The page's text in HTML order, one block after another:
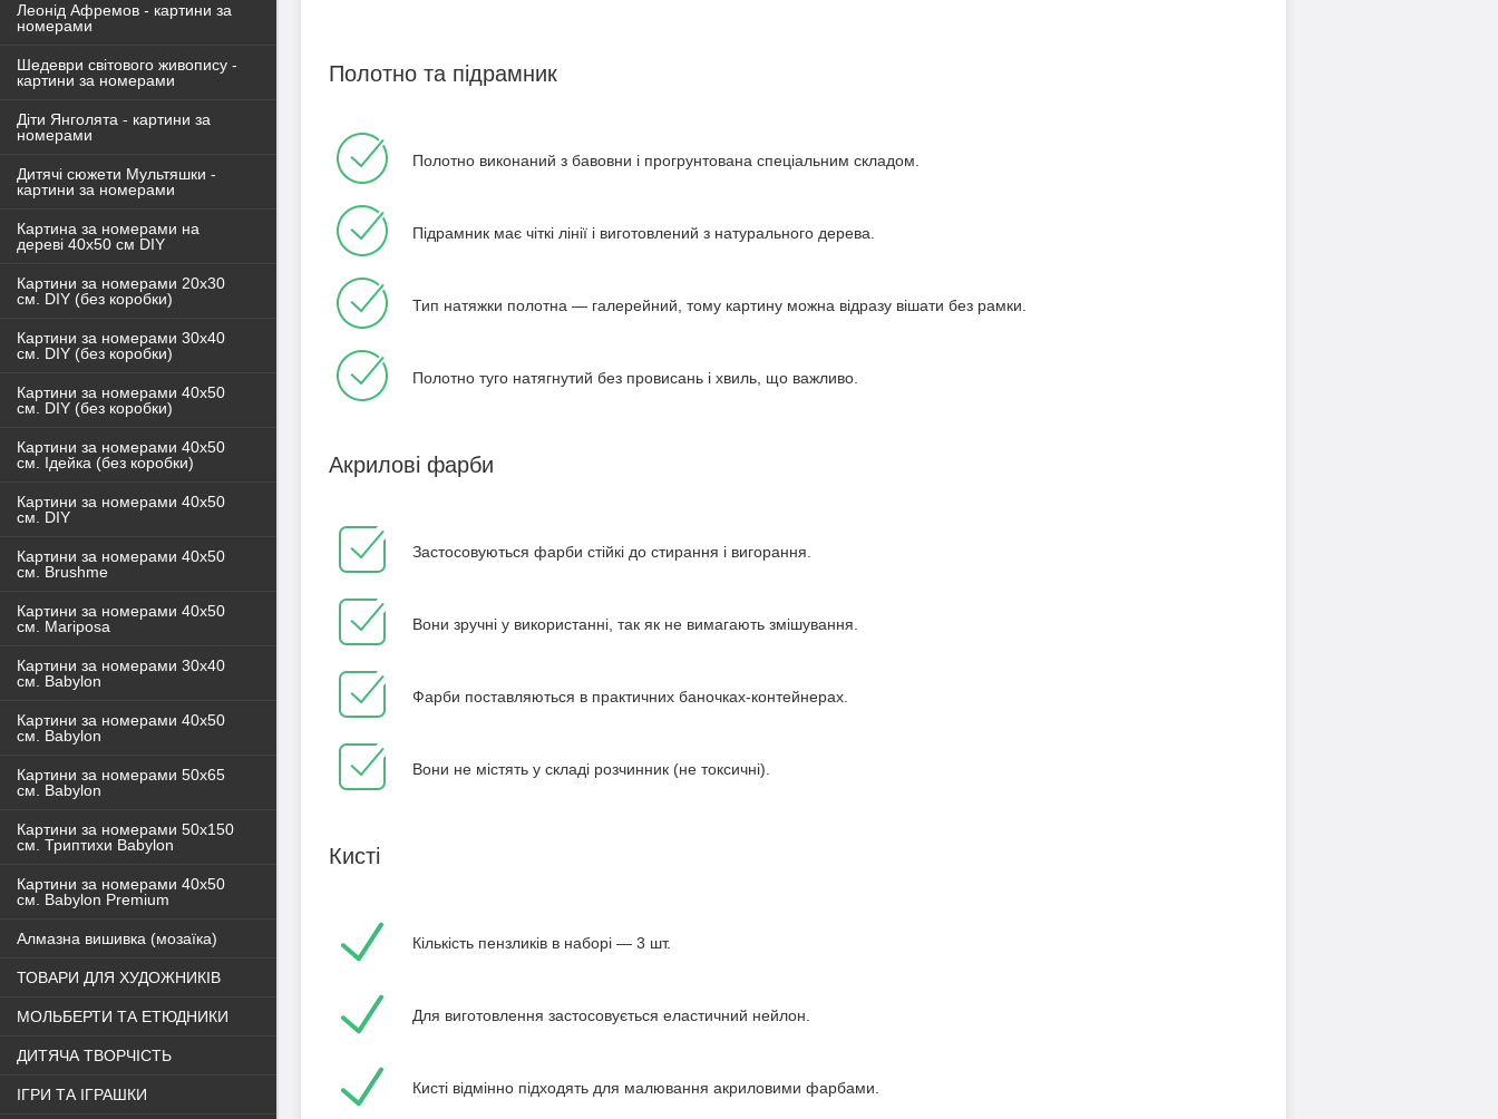
Полотно та підрамник
Полотно виконаний з бавовни і прогрунтована спеціальним складом.
Підрамник має чіткі лінії і виготовлений з натурального дерева.
Тип натяжки полотна — галерейний, тому картину можна відразу вішати без рамки.
Полотно туго натягнутий без провисань і хвиль, що важливо.
Акрилові фарби
Застосовуються фарби стійкі до стирання і вигорання.
Вони зручні у використанні, так як не вимагають змішування.
Фарби поставляються в практичних баночках-контейнерах.
Вони не містять у складі розчинник (не токсичні).
Кисті
Кількість пензликів в наборі — 3 шт.
Для виготовлення застосовується еластичний нейлон.
Кисті відмінно підходять для малювання акриловими фарбами.
Леонід Афремов - картини за
номерами
Шедеври світового живопису -
картини за номерами
Діти Янголята - картини за
номерами
Дитячі сюжети Мультяшки -
картини за номерами
Картина за номерами на
дереві 40х50 см DIY
Картини за номерами 20х30
см. DIY (без коробки)
Картини за номерами 30х40
см. DIY (без коробки)
Картини за номерами 40х50
см. DIY (без коробки)
Картини за номерами 40x50
см. Ідейка (без коробки)
Картини за номерами 40х50
см. DIY
Картини за номерами 40х50
см. Brushme
Картини за номерами 40х50
см. Mariposa
Картини за номерами 30х40
см. Babylon
Картини за номерами 40х50
см. Babylon
Картини за номерами 50х65
см. Babylon
Картини за номерами 50х150
см. Триптихи Babylon
Картини за номерами 40х50
см. Babylon Premium
Алмазна вишивка (мозаїка)
ТОВАРИ ДЛЯ ХУДОЖНИКІВ
МОЛЬБЕРТИ ТА ЕТЮДНИКИ
ДИТЯЧА ТВОРЧІСТЬ
ІГРИ ТА ІГРАШКИ